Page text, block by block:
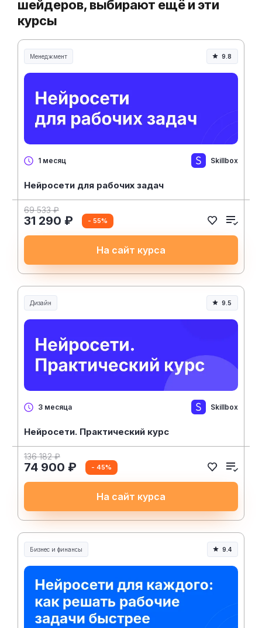
шейдеров, выбирают ещё и эти
курсы
Менеджмент
Менеджмент и управление
9.8
1 месяц Skillbox
Нейросети для рабочих задач
69 533 ₽
31 290 ₽ - 55%
На сайт курса
Дизайн 9.5
3 месяца Skillbox
Нейросети. Практический курс
136 182 ₽
74 900 ₽ - 45%
На сайт курса
Бизнес и финансы 9.4